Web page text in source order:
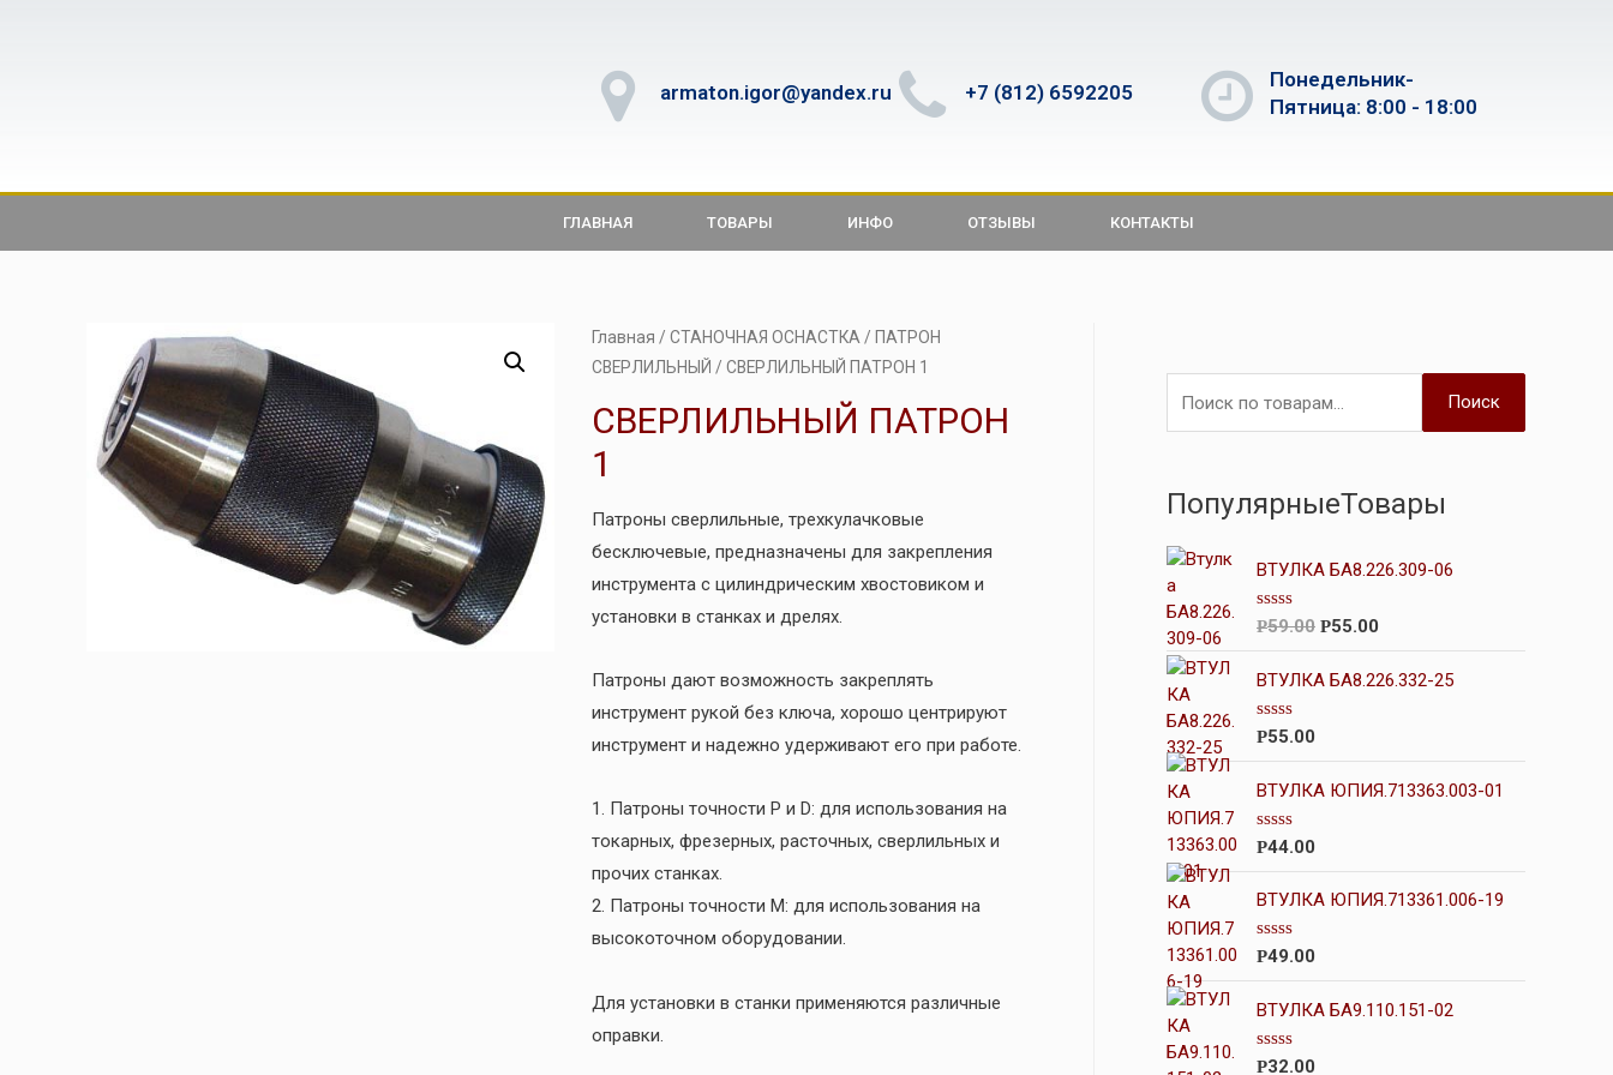
armaton.igor@yandex.ru +7 (812) 6592205
Понедельник-
Пятница: 8:00 - 18:00
ГЛАВНАЯ ТОВАРЫ ИНФО ОТЗЫВЫ КОНТАКТЫ
Главная / СТАНОЧНАЯ ОСНАСТКА / ПАТРОН
СВЕРЛИЛЬНЫЙ / СВЕРЛИЛЬНЫЙ ПАТРОН 1
СВЕРЛИЛЬНЫЙ ПАТРОН
1
Патроны сверлильные, трехкулачковые
бесключевые, предназначены для закрепления
инструмента с цилиндрическим хвостовиком и
установки в станках и дрелях.
Патроны дают возможность закреплять
инструмент рукой без ключа, хорошо центрируют
инструмент и надежно удерживают его при работе.
1. Патроны точности P и D: для использования на
токарных, фрезерных, расточных, сверлильных и
прочих станках.
2. Патроны точности М: для использования на
высокоточном оборудовании.
Для установки в станки применяются различные
оправки.
Поиск
ПопулярныеТовары
ВТУЛКА БА8.226.309-06
О
н
а
0
з
5
Р59.00 Р55.00
ВТУЛКА БА8.226.332-25
О
н
а
0
з
5
Р55.00
ВТУЛКА ЮПИЯ.713363.003-01
О
н
а
0
5
Р44.00
ВТУЛКА ЮПИЯ.713361.006-19
О
н
а
0
Р49.00
ВТУЛКА БА9.110.151-02
О
Р32.00